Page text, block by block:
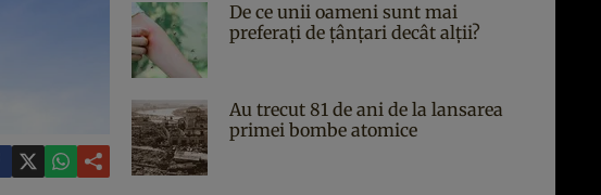
De ce unii oameni sunt mai
preferați de țânțari decât alții?
Au trecut 81 de ani de la lansarea
primei bombe atomice